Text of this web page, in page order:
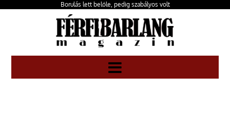
Borulás lett belőle, pedig szabályos volt